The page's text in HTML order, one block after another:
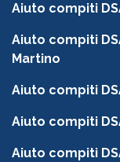
Aiuto compiti
Aiuto compiti
Martino
Aiuto compiti
Aiuto compiti
Aiuto compiti